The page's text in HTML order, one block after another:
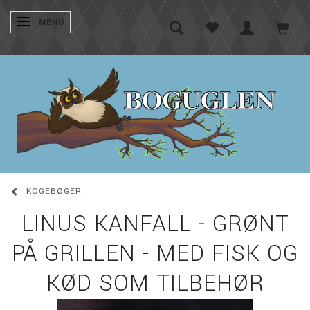
SKIFTE NAVIGATION
MENU
KOGEBØGER
LINUS KANFALL - GRØNT
PÅ GRILLEN - MED FISK OG
KØD SOM TILBEHØR